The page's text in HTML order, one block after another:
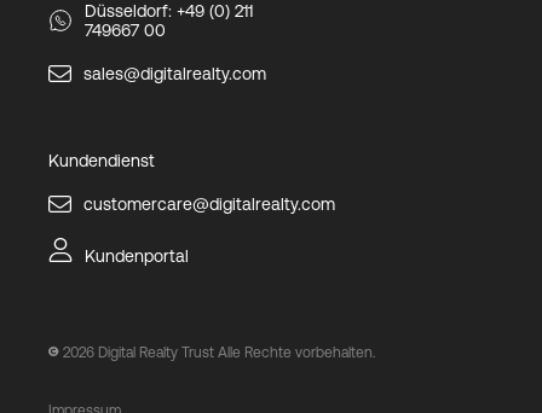
Düsseldorf: +49 (0) 211
749667 00
sales@digitalrealty.com
Kundendienst
customercare@digitalrealty.com
Kundenportal
2026 Digital Realty Trust Alle Rechte vorbehalten.